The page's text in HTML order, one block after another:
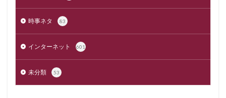
時事ネタ 83
インターネット 601
未分類 53